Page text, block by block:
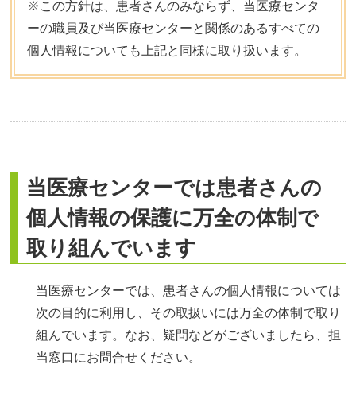
※この方針は、患者さんのみならず、当医療センタ
ーの職員及び当医療センターと関係のあるすべての
個人情報についても上記と同様に取り扱います。
当医療センターでは患者さんの
個人情報の保護に万全の体制で
取り組んでいます
当医療センターでは、患者さんの個人情報については
次の目的に利用し、その取扱いには万全の体制で取り
組んでいます。なお、疑問などがございましたら、担
当窓口にお問合せください。